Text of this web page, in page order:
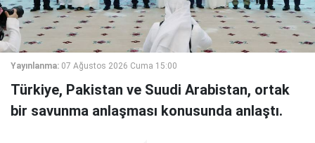
Yayınlanma: 07 Ağustos 2026 Cuma 15:00
Türkiye, Pakistan ve Suudi Arabistan, ortak
bir savunma anlaşması konusunda anlaştı.